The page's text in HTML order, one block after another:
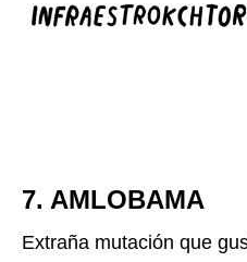
7. AMLOBAMA
Extraña mutación que